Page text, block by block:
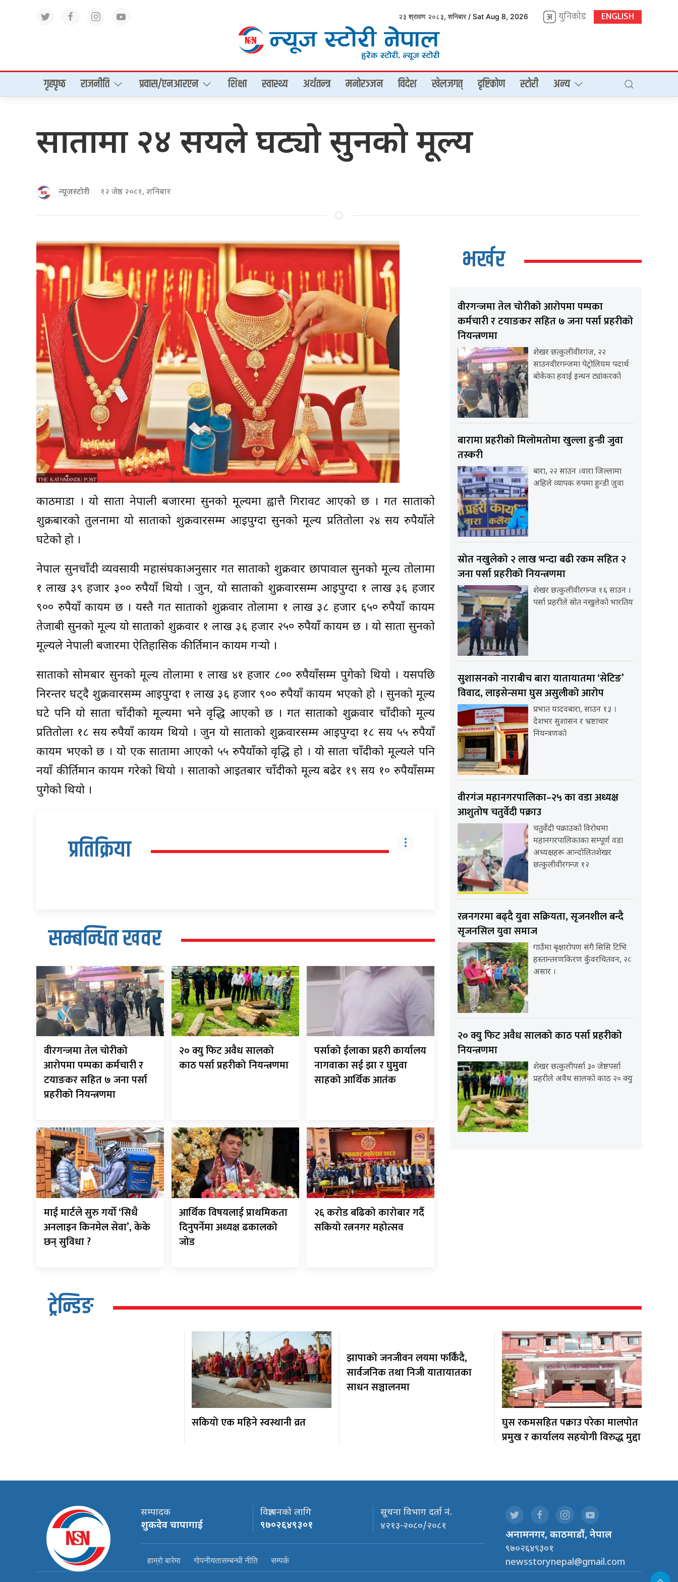
२३ श्रावण २०८३, शनिबार / Sat Aug 8, 2026 युनिकोड ENGLISH
गृहपृष्‍ठ राजनीति प्रवास/एनआरएन शिक्षा स्वास्थ्य अर्थतन्त्र मनोरञ्जन विदेश खेलजगत् दृष्टिकोण स्टोरी अन्य
सातामा २४ सयले घट्यो सुनको मूल्य
न्यूजस्टोरी १२ जेष्ठ २०८१, शनिबार
काठमाडौँ । यो साता नेपाली बजारमा सुनको मूल्यमा ह्वात्तै गिरावट आएको छ । गत साताको
शुक्रबारको तुलनामा यो साताको शुक्रवारसम्म आइपुग्दा सुनको मूल्य प्रतितोला २४ सय रुपैयाँले
घटेको हो ।
नेपाल सुनचाँदी व्यवसायी महासंघकाअनुसार गत साताको शुक्रवार छापावाल सुनको मूल्य तोलामा
१ लाख ३९ हजार ३०० रुपैयाँ थियो । जुन, यो साताको शुक्रवारसम्म आइपुग्दा १ लाख ३६ हजार
९०० रुपैयाँ कायम छ । यस्तै गत साताको शुक्रवार तोलामा १ लाख ३८ हजार ६५० रुपैयाँ कायम
तेजाबी सुनको मूल्य यो साताको शुक्रवार १ लाख ३६ हजार २५० रुपैयाँ कायम छ । यो साता सुनको
मूल्यले नेपाली बजारमा ऐतिहासिक कीर्तिमान कायम गर्‍यो ।
साताको सोमबार सुनको मूल्य तोलामा १ लाख ४१ हजार ८०० रुपैयाँसम्म पुगेको थियो । यसपछि
निरन्तर घट्दै शुक्रवारसम्म आइपुग्दा १ लाख ३६ हजार ९०० रुपैयाँ कायम भएको हो । सुनको मूल्य
घटे पनि यो साता चाँदीको मूल्यमा भने वृद्धि आएको छ । गत साताको शुक्रवार चाँदीको मूल्य
प्रतितोला १८ सय रुपैयाँ कायम थियो । जुन यो साताको शुक्रवारसम्म आइपुग्दा १८ सय ५५ रुपैयाँ
कायम भएको छ । यो एक सातामा आएको ५५ रुपैयाँको वृद्धि हो । यो साता चाँदीको मूल्यले पनि
नयाँ कीर्तिमान कायम गरेको थियो । साताको आइतबार चाँदीको मूल्य बढेर १९ सय १० रुपैयाँसम्म
पुगेको थियो ।
प्रतिक्रिया
सम्बन्धित खवर
वीरगन्जमा तेल चोरीको
आरोपमा पम्पका कर्मचारी र
टयाङकर सहित ७ जना पर्सा
प्रहरीको नियन्त्रणमा
२० क्यु फिट अवैध सालको
काठ पर्सा प्रहरीको नियन्त्रणमा
पर्साको ईलाका प्रहरी कार्यालय
नागवाका सई झा र घुमुवा
साहको आर्थिक आतंक
माई मार्टले सुरु गर्यो ‘सिधै
अनलाइन किनमेल सेवा’, केके
छन् सुविधा ?
आर्थिक विषयलाई प्राथमिकता
दिनुपर्नेमा अध्यक्ष ढकालको
जोड
२६ करोड बढिको कारोबार गर्दै
सकियो रत्ननगर महोत्सव
भर्खर
वीरगन्जमा तेल चोरीको आरोपमा पम्पका
कर्मचारी र टयाङकर सहित ७ जना पर्सा प्रहरीको
नियन्त्रणमा
शेखर छत्कुलीवीरगंज, २२
साउनवीरगन्जमा पेट्रोलियम पदार्थ
बोकेका हवाई इन्धन ट्यांकरको
बारामा प्रहरीको मिलोमतोमा खुल्ला हुन्डी जुवा
तस्करी
बारा, २२ साउन ।वारा जिल्लामा
अहिले व्यापक रुपमा हुन्डी जुवा
स्रोत नखुलेको २ लाख भन्दा बढी रकम सहित २
जना पर्सा प्रहरीको नियन्त्रणमा
शेखर छत्कुलीवीरगन्ज १६ साउन ।
पर्सा प्रहरीले स्रोत नखुलेको भारतिय
सुशासनको नाराबीच बारा यातायातमा ‘सेटिङ’
विवाद, लाइसेन्समा घुस असुलीको आरोप
प्रभात यादवबारा, साउन १३ ।
देशभर सुशासन र भ्रष्टाचार
नियन्त्रणको
वीरगंज महानगरपालिका–२५ का वडा अध्यक्ष
आशुतोष चतुर्वेदी पक्राउ
चतुर्वेदी पक्राउको विरोधमा
महानगरपालिकाका सम्पूर्ण वडा
अध्यक्षहरू आन्दोलितशेखर
छत्कुलीवीरगन्ज १२
रत्ननगरमा बढ्दै युवा सक्रियता, सृजनशील बन्दै
सृजनसिल युवा समाज
गाउँमा बृक्षारोपण संगै सिसि टिभि
हस्तान्तरणकिरण कुँवरचितवन, २८
असार ।
२० क्यु फिट अवैध सालको काठ पर्सा प्रहरीको
नियन्त्रणमा
शेखर छत्कुलीपर्सा ३० जेष्ठपर्सा
प्रहरीले अवैध सालको काठ २० क्यु
ट्रेन्डिङ
सकियो एक महिने स्वस्थानी व्रत
झापाको जनजीवन लयमा फर्किँदै,
सार्वजनिक तथा निजी यातायातका
साधन सञ्चालनमा
घुस रकमसहित पक्राउ परेका मालपोत
प्रमुख र कार्यालय सहयोगी विरुद्ध मुद्दा
सम्पादक
शुकदेव चापागाई
विज्ञापनको लागि
९७०२६४९३०१
सूचना विभाग दर्ता नं.
४२१३-२०८०/२०८१
हाम्रो बारेमा गोपनीयतासम्बन्धी नीति सम्पर्क
अनामनगर, काठमाडौं, नेपाल
९७०२६४९३०१
newsstorynepal@gmail.com